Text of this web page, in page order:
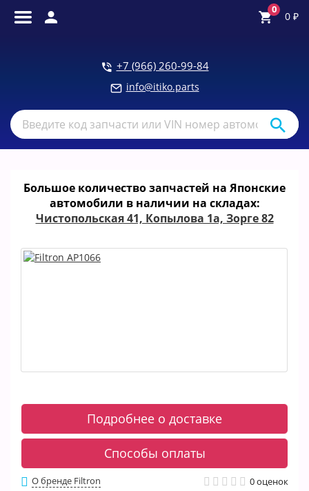
0
0 ₽
+7 (966) 260-99-84
info@itiko.parts
Большое количество запчастей на Японские
автомобили в наличии на складах:
Чистопольская 41, Копылова 1а, Зорге 82
Подробнее о доставке
Способы оплаты
О бренде Filtron 0 оценок